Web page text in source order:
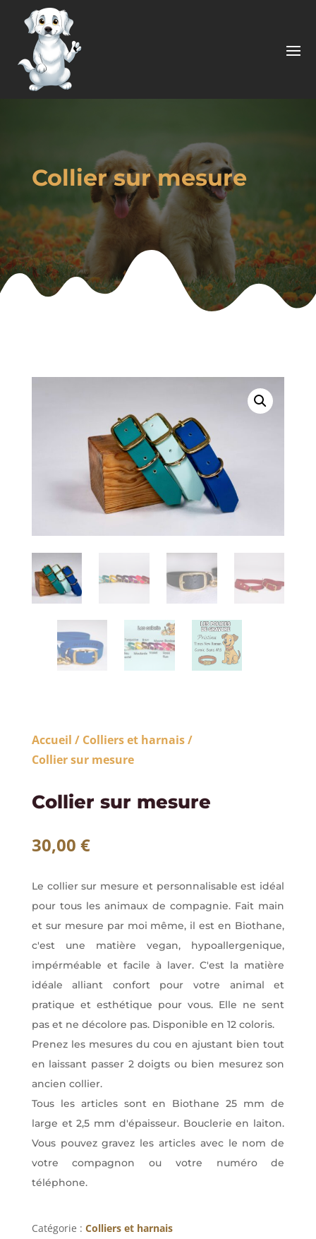
Collier sur mesure
Accueil / Colliers et harnais/
Collier sur mesure
Collier sur mesure
30,00 €
Le collier sur mesure et personnalisable est idéal
pour tous les animaux de compagnie. Fait main
et sur mesure par moi même, il est en Biothane,
c'est une matière vegan, hypoallergenique,
impérméable et facile à laver. C'est la matière
idéale alliant confort pour votre animal et
pratique et esthétique pour vous. Elle ne sent
pas et ne décolore pas. Disponible en 12 coloris.
Prenez les mesures du cou en ajustant bien tout
en laissant passer 2 doigts ou bien mesurez son
ancien collier.
Tous les articles sont en Biothane 25 mm de
large et 2,5 mm d'épaisseur. Bouclerie en laiton.
Vous pouvez gravez les articles avec le nom de
votre compagnon ou votre numéro de
téléphone.
Catégorie : Colliers et harnais